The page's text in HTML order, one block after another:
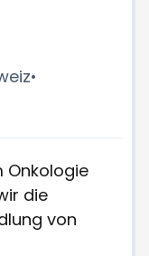
•
Onkologie
die
von